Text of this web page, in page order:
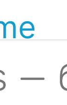
—